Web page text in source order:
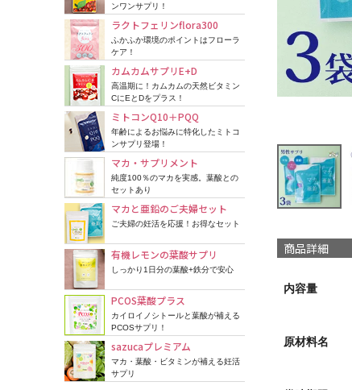
ンワンサプリ！
ラクトフェリンflora300
ふかふか環境のポイントはフローラ
ケア！
カムカムサプリE+D
高温期に！カムカムの天然ビタミン
CにEとDをプラス！
ミトコンQ10＋PQQ
年齢によるお悩みに特化したミトコ
ンサプリ登場！
マカ・サプリメント
純度100％のマカを実感。葉酸との
セットあり
マカと亜鉛のご夫婦セット
ご夫婦の妊活を応援！お得なセット
有機レモンの葉酸サプリ
しっかり1日分の葉酸+鉄分で安心
PCOS葉酸プラス
カイロイノシトールと葉酸が補える
PCOSサプリ！
sazucaプレミアム
マカ・葉酸・ビタミンが補える妊活
サプリ
商品詳細
内容量
原材料名